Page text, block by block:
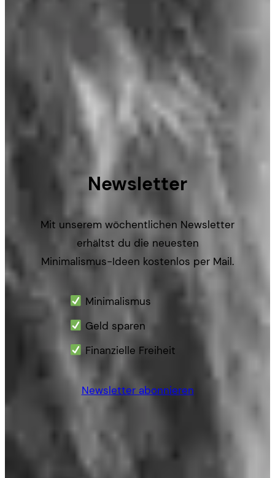
Newsletter
Mit unserem wöchentlichen Newsletter
erhältst du die neuesten
Minimalismus-Ideen kostenlos per Mail.
Minimalismus
Geld sparen
Finanzielle Freiheit
Newsletter abonnieren